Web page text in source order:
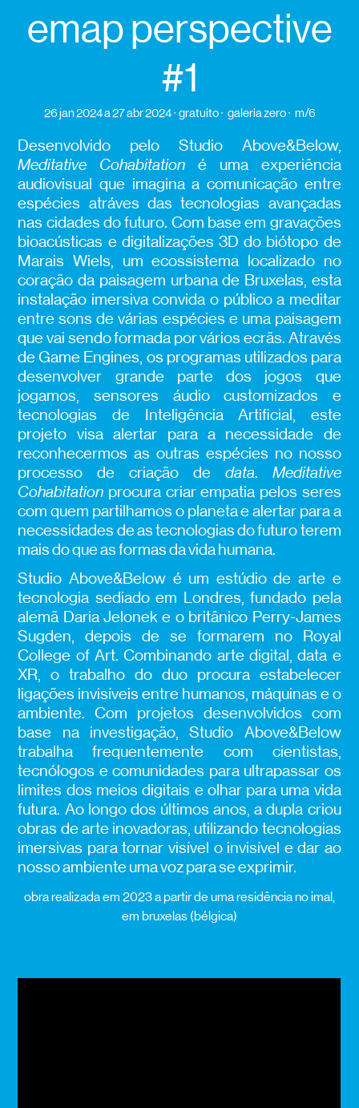
emap perspective
#1
26 jan 2024a 27 abr 2024 gratuito galeria zero m/6
Desenvolvido pelo Studio Above&Below,
Meditative Cohabitation é uma experiência
audiovisual que imagina a comunicação entre
espécies atráves das tecnologias avançadas
nas cidades do futuro. Com base em gravações
bioacústicas e digitalizações 3D do biótopo de
Marais Wiels, um ecossistema localizado no
coração da paisagem urbana de Bruxelas, esta
instalação imersiva convida o público a meditar
entre sons de várias espécies e uma paisagem
que vai sendo formada por vários ecrãs. Através
de Game Engines, os programas utilizados para
desenvolver grande parte dos jogos que
jogamos, sensores áudio customizados e
tecnologias de Inteligência Artificial, este
projeto visa alertar para a necessidade de
reconhecermos as outras espécies no nosso
processo de criação de data. Meditative
Cohabitation procura criar empatia pelos seres
com quem partilhamos o planeta e alertar para a
necessidades de as tecnologias do futuro terem
mais do que as formas da vida humana.
Studio Above&Below é um estúdio de arte e
tecnologia sediado em Londres, fundado pela
alemã Daria Jelonek e o britânico Perry-James
Sugden, depois de se formarem no Royal
College of Art. Combinando arte digital, data e
XR, o trabalho do duo procura estabelecer
ligações invisíveis entre humanos, máquinas e o
ambiente. Com projetos desenvolvidos com
base na investigação, Studio Above&Below
trabalha frequentemente com cientistas,
tecnólogos e comunidades para ultrapassar os
limites dos meios digitais e olhar para uma vida
futura. Ao longo dos últimos anos, a dupla criou
obras de arte inovadoras, utilizando tecnologias
imersivas para tornar visível o invisível e dar ao
nosso ambiente uma voz para se exprimir.
obra realizada em 2023 a partir de uma residência no imal,
em bruxelas (bélgica)